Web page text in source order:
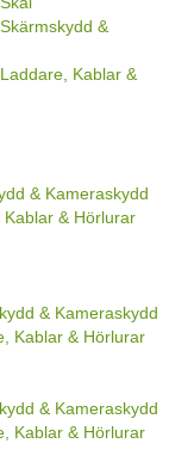
&
Kablar &
& Kameraskydd
& Hörlurar
& Kameraskydd
Kablar & Hörlurar
& Kameraskydd
Kablar & Hörlurar